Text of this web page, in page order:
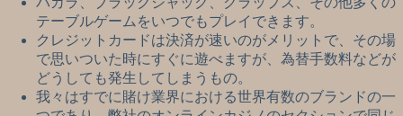
テーブルゲームをいつでもプレイできます。
クレジットカードは決済が速いのがメリットで、その場
で思いついた時にすぐに遊べますが、為替手数料などが
どうしても発生してしまうもの。
我々はすでに賭け業界における世界有数のブランドの一